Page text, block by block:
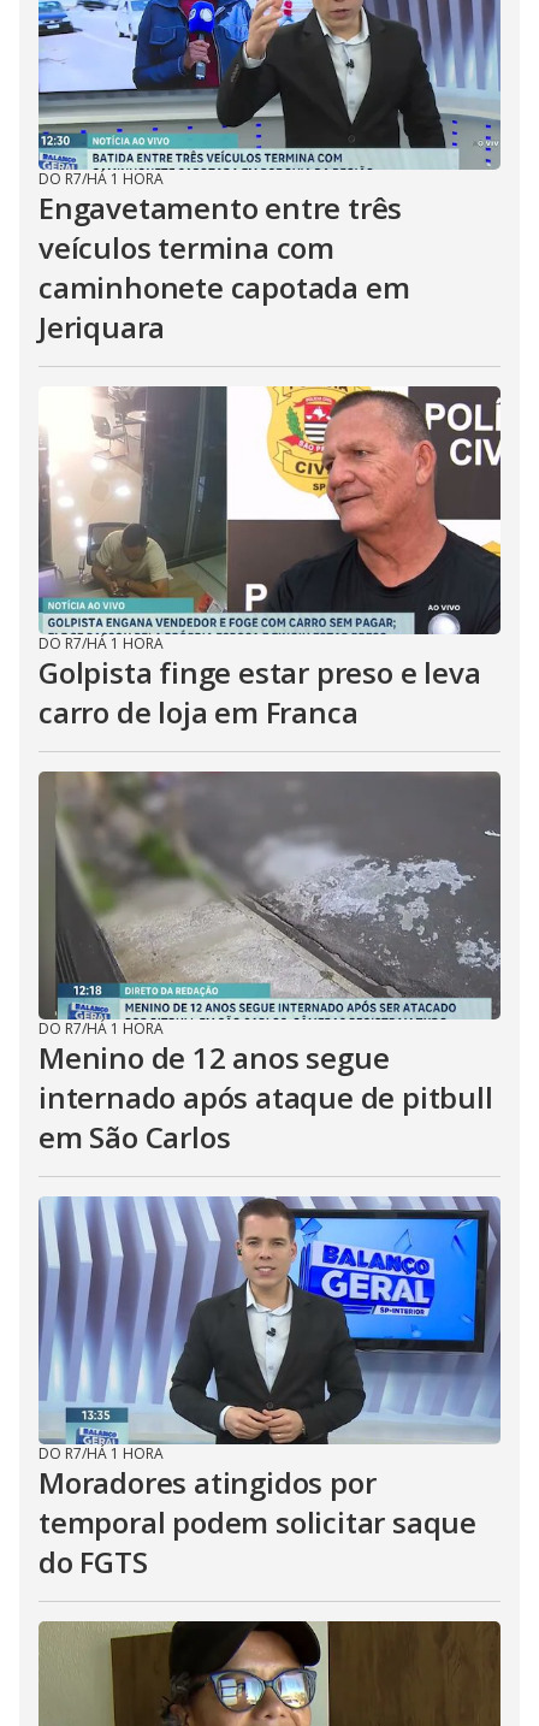
DO R7/HÁ 1 HORA
Engavetamento entre três
veículos termina com
caminhonete capotada em
Jeriquara
DO R7/HÁ 1 HORA
Golpista finge estar preso e leva
carro de loja em Franca
DO R7/HÁ 1 HORA
Menino de 12 anos segue
internado após ataque de pitbull
em São Carlos
DO R7/HÁ 1 HORA
Moradores atingidos por
temporal podem solicitar saque
do FGTS